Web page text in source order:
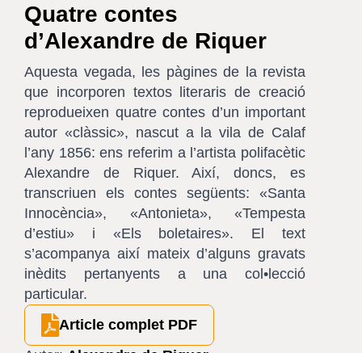
Quatre contes
d’Alexandre de Riquer
Aquesta vegada, les pàgines de la revista
que incorporen textos literaris de creació
reprodueixen quatre contes d’un important
autor «clàssic», nascut a la vila de Calaf
l’any 1856: ens referim a l’artista polifacètic
Alexandre de Riquer. Així, doncs, es
transcriuen els contes següents: «Santa
Innocència», «Antonieta», «Tempesta
d’estiu» i «Els boletaires». El text
s’acompanya així mateix d’alguns gravats
inèdits pertanyents a una col•lecció
particular.
Article complet PDF